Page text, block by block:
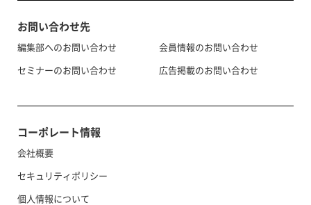
お問い合わせ先
編集部へのお問い合わせ
セミナーのお問い合わせ
会員情報のお問い合わせ
広告掲載のお問い合わせ
コーポレート情報
会社概要
セキュリティポリシー
個人情報について